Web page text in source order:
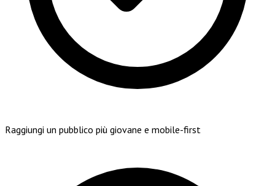
Raggiungi un pubblico più giovane e mobile-first